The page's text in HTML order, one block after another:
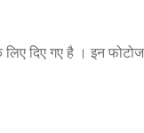
दिए गए है । इन